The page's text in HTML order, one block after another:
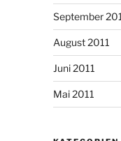
September
August 2011
Juni 2011
Mai 2011